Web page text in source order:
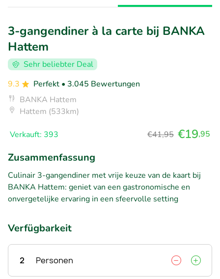
3-gangendiner à la carte bij BANKA
Hattem
Sehr beliebter Deal
9.3
Perfekt • 3.045 Bewertungen
BANKA Hattem
Hattem (533km)
Verkauft: 393 €41,95 €19,95
Zusammenfassung
Culinair 3-gangendiner met vrije keuze van de kaart bij
BANKA Hattem: geniet van een gastronomische en
onvergetelijke ervaring in een sfeervolle setting
Verfügbarkeit
2 Personen